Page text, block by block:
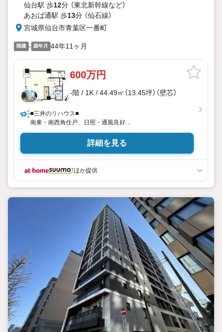
仙台駅 歩12分 （東北新幹線など）
あおば通駅 歩13分 （仙石線）
宮城県仙台市青葉区一番町
階建 - 築年月 44年11ヶ月
600万円
-階 / 1K / 44.49㎡（13.45坪）（壁芯）
■三井のリハウス■
南東・南西角住戸、日照・通風良好
コンビニまで徒歩4分
詳細を見る
ほか提供